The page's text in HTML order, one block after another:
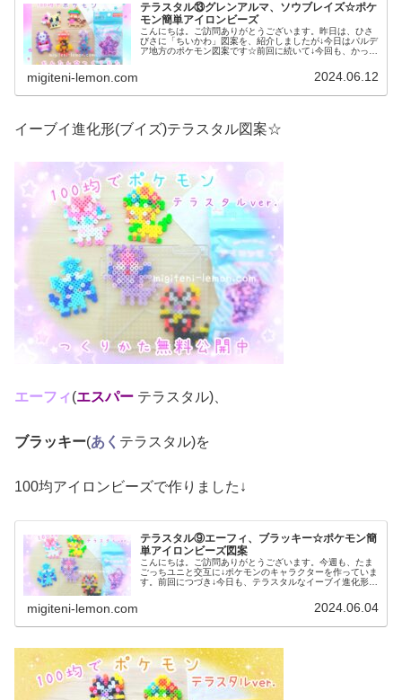
テラスタル⑬グレンアルマ、ソウブレイズ☆ポケ
モン簡単アイロンビーズ
こんにちは。ご訪問ありがとうございます。昨日は、ひさ
びさに「ちいかわ」図案を、紹介しましたが↓今日はパルデ
ア地方のポケモン図案です☆前回に続いて↓今回も、かっこ
migiteni-lemon.com 2024.06.12
イーブイ進化形(ブイズ)テラスタル図案☆
エーフィ(エスパー テラスタル)、
ブラッキー(あく テラスタル)を
100均アイロンビーズで作りました↓
テラスタル⑨エーフィ、ブラッキー☆ポケモン簡
単アイロンビーズ図案
こんにちは。ご訪問ありがとうございます。今週も、たま
ごっちユニと交互に↓ポケモンのキャラクターを作っていま
す。前回につづき↓今日も、テラスタルなイーブイ進化形を
migiteni-lemon.com 2024.06.04